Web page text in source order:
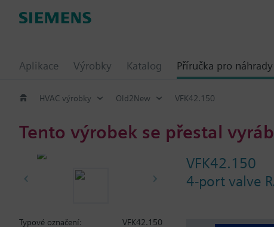
Aplikace Výrobky Katalog Příručka pro
HVAC výrobky Old2New VFK42.150
Tento výrobek se přestal
VFK42.150
4-port valve
Typové označení:
VFK42.150